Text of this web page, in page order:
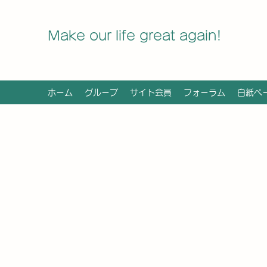
Make our life great again!
ホーム グループ サイト会員 フォーラム 白紙ペ